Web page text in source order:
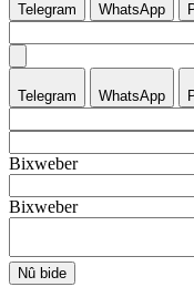
Telegram WhatsApp
Telegram WhatsApp
Bixweber
Bixweber
Nû bide